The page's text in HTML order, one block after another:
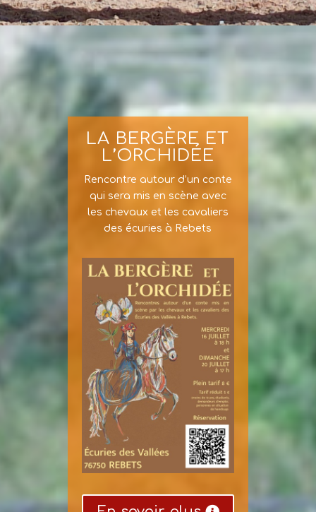
LA BERGÈRE ET
L’ORCHIDÉE
Rencontre autour d’un conte
qui sera mis en scène avec
les chevaux et les cavaliers
des écuries à Rebets